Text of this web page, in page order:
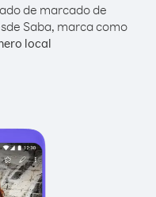
de marcado de
Saba, marca como
local